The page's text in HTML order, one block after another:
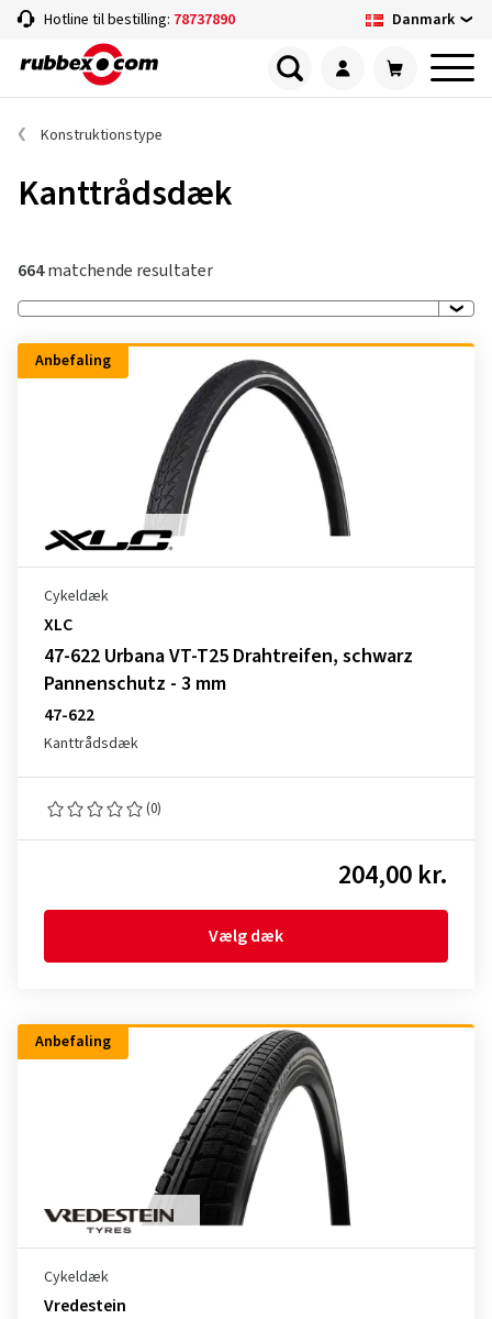
Hotline til bestilling: 78737890 Danmark
Konstruktionstype
Kanttrådsdæk
664matchende resultater
Anbefaling
Cykeldæk
XLC
47-622 Urbana VT-T25 Drahtreifen, schwarz
Pannenschutz - 3 mm
47-622
Kanttrådsdæk
(0)
204,00 kr.
Vælg dæk
Anbefaling
Cykeldæk
Vredestein